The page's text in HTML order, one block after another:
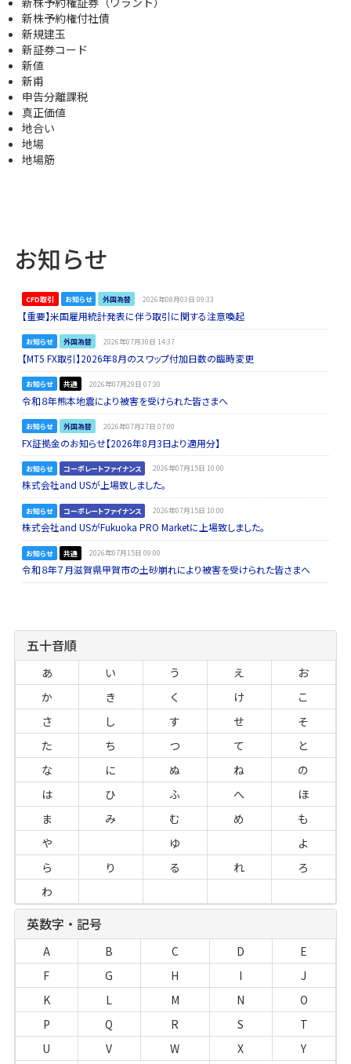
新株予約権付社債
新規建玉
新証券コード
新値
新甫
申告分離課税
真正価値
地合い
地場
地場筋
お知らせ
CFD取引 お知らせ 外国為替 2026年08月03日 09:33
【重要】米国雇用統計発表に伴う取引に関する注意喚起
お知らせ 外国為替 2026年07月30日 14:37
【MT5 FX取引】2026年8月のスワップ付加日数の臨時変更
お知らせ 共通 2026年07月29日 07:30
令和８年熊本地震により被害を受けられた皆さまへ
お知らせ 外国為替 2026年07月27日 07:00
FX証拠金のお知らせ【2026年8月3日より適用分】
お知らせ コーポレートファイナンス 2026年07月15日 10:00
株式会社and USが上場致しました。
お知らせ コーポレートファイナンス 2026年07月15日 10:00
株式会社and USがFukuoka PRO Marketに上場致しました。
お知らせ 共通 2026年07月15日 09:00
令和８年７月滋賀県甲賀市の土砂崩れにより被害を受けられた皆さまへ
五十音順
あ い う え
お
か
き く け
こ
さ
し す せ
そ
た
ち つ て
と
な
に ぬ ね
の
は
ひ ふ へ
ほ
ま
み む め
も
や
ゆ
よ
ら
り る れ
ろ
わ
英数字・記号
A B C D
E
F
G H I
J
K
L M N
O
P
Q R S
T
U
V W X
Y